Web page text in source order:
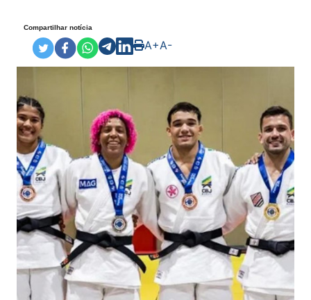
Compartilhar notícia
A+A-